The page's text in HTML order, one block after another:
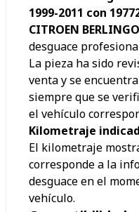
1999-2011 con
CITROEN BERLINGO
desguace
La pieza ha sido
venta y se
siempre que se
el vehículo
Kilometraje
El kilometraje
corresponde a la
desguace en el
vehículo.